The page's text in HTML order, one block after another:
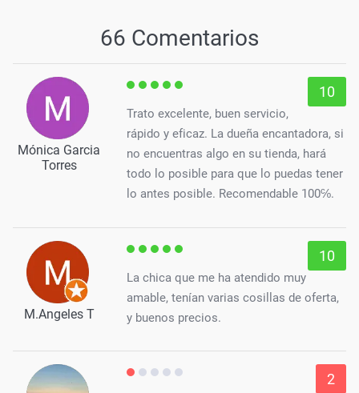
66 Comentarios
Mónica Garcia
Torres
10
Trato excelente, buen servicio,
rápido y eficaz. La dueña encantadora, si
no encuentras algo en su tienda, hará
todo lo posible para que lo puedas tener
lo antes posible. Recomendable 100℅.
M.Angeles T
10
La chica que me ha atendido muy
amable, tenían varias cosillas de oferta,
y buenos precios.
2